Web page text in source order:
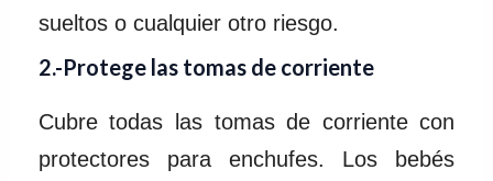
sueltos o cualquier otro riesgo.
2.-Protege las tomas de corriente
Cubre todas las tomas de corriente con
protectores para enchufes. Los bebés